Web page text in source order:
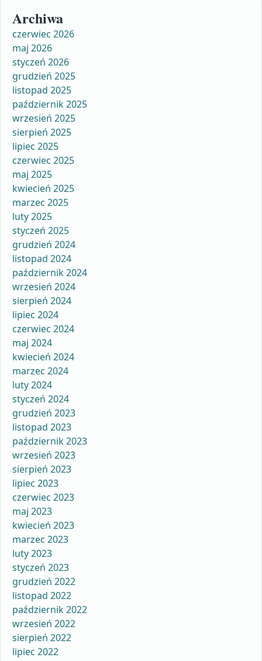
Archiwa
czerwiec 2026
maj 2026
styczeń 2026
grudzień 2025
listopad 2025
październik 2025
wrzesień 2025
sierpień 2025
lipiec 2025
czerwiec 2025
maj 2025
kwiecień 2025
marzec 2025
luty 2025
styczeń 2025
grudzień 2024
listopad 2024
październik 2024
wrzesień 2024
sierpień 2024
lipiec 2024
czerwiec 2024
maj 2024
kwiecień 2024
marzec 2024
luty 2024
styczeń 2024
grudzień 2023
listopad 2023
październik 2023
wrzesień 2023
sierpień 2023
lipiec 2023
czerwiec 2023
maj 2023
kwiecień 2023
marzec 2023
luty 2023
styczeń 2023
grudzień 2022
listopad 2022
październik 2022
wrzesień 2022
sierpień 2022
lipiec 2022